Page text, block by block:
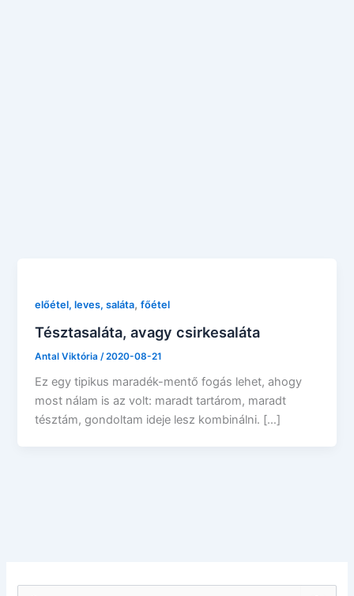
előétel, leves, saláta,főétel
Tésztasaláta, avagy csirkesaláta
Antal Viktória /2020-08-21
Ez egy tipikus maradék-mentő fogás lehet, ahogy
most nálam is az volt: maradt tartárom, maradt
tésztám, gondoltam ideje lesz kombinálni. […]